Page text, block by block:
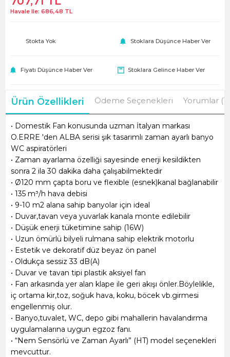
Havale Ile: 686,48 TL
Stokta Yok Stoklara Düşünce Haber Ver
Fiyatı Düşünce Haber Ver Stoklara Gelince Haber Ver
Ürün Özellikleri Ödeme Seçenekleri Yorumlar (1)
• Domestik Fan konusunda uzman İtalyan markası
O.ERRE 'den ALBA serisi şık tasarımlı zaman ayarlı banyo
WC aspiratörleri
• Zaman ayarlama özelliği sayesinde enerji kesildikten
sonra 2 ila 30 dakika daha çalışabilmektedir
• Ø120 mm çapta boru ve flexible (esnek)kanal bağlanabilir
• 135 m³/h hava debisi
• 9-10 m2 alana sahip banyolar için ideal
• Duvar,tavan veya yuvarlak kanala monte edilebilir
• Düşük enerji tüketimine sahip (16W)
• Uzun ömürlü bilyeli rulmana sahip elektrik motorlu
• Estetik ve dekoratif düz beyaz ön panel
• Oldukça sessiz 33 dB(A)
• Duvar ve tavan tipi plastik aksiyel fan
• Fan arkasında yer alan klape ile geri akışı önler.Böylelikle,
iç ortama kir,toz, soğuk hava, koku, böcek vb.girmesi
engellenmiş olur.
• Banyo,tuvalet, WC, depo gibi mahallerin havalandırma
uygulamalarına uygun egzoz fanı.
• “Nem Sensörlü ve Zaman Ayarlı” (HT) model seçenekleri
mevcuttur.